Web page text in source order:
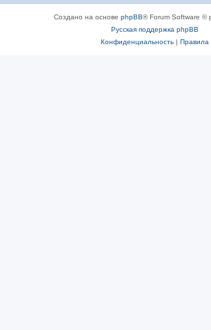
Создано на основе phpBB® Forum Software ©
Русская поддержка phpBB
Конфиденциальность| Правила